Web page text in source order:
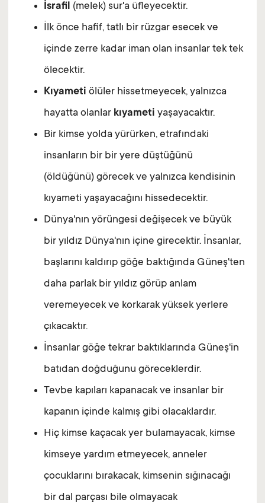
İsrafil (melek) sur'a üfleyecektir.
İlk önce hafif, tatlı bir rüzgar esecek ve
içinde zerre kadar iman olan insanlar tek tek
ölecektir.
Kıyameti ölüler hissetmeyecek, yalnızca
hayatta olanlar kıyameti yaşayacaktır.
Bir kimse yolda yürürken, etrafındaki
insanların bir bir yere düştüğünü
(öldüğünü) görecek ve yalnızca kendisinin
kıyameti yaşayacağını hissedecektir.
Dünya'nın yörüngesi değişecek ve büyük
bir yıldız Dünya'nın içine girecektir. İnsanlar,
başlarını kaldırıp göğe baktığında Güneş'ten
daha parlak bir yıldız görüp anlam
veremeyecek ve korkarak yüksek yerlere
çıkacaktır.
İnsanlar göğe tekrar baktıklarında Güneş'in
batıdan doğduğunu göreceklerdir.
Tevbe kapıları kapanacak ve insanlar bir
kapanın içinde kalmış gibi olacaklardır.
Hiç kimse kaçacak yer bulamayacak, kimse
kimseye yardım etmeyecek, anneler
çocuklarını bırakacak, kimsenin sığınacağı
bir dal parçası bile olmayacak